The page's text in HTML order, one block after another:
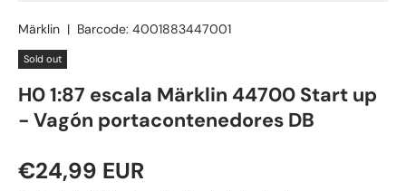
Märklin | Barcode: 4001883447001
Sold out
H0 1:87 escala Märklin 44700 Start up
- Vagón portacontenedores DB
Regular price
€24,99 EUR